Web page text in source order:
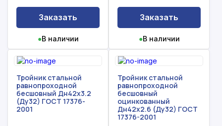
Заказать
●В наличии
Заказать
●В наличии
Тройник стальной
равнопроходной
бесшовный Дн42х3.2
(Ду32) ГОСТ 17376-
2001
Тройник стальной
равнопроходной
бесшовный
оцинкованный
Дн42х2.6 (Ду32) ГОСТ
17376-2001